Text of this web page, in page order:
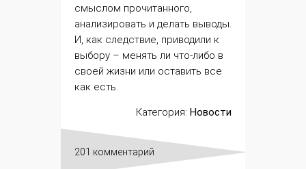
смыслом прочитанного,
анализировать и делать выводы.
И, как следствие, приводили к
выбору – менять ли что-либо в
своей жизни или оставить все
как есть.
Категория: Новости
201 комментарий